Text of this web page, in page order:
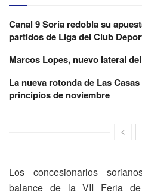
Canal 9 Soria redobla su
partidos de Liga del Club
Marcos Lopes, nuevo lateral
La nueva rotonda de Las
principios de noviembre
Los concesionarios
balance de la VII Feria